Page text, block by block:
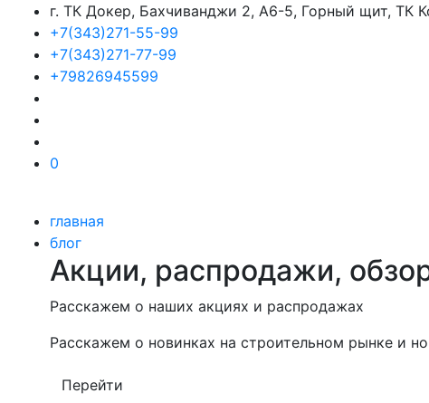
г. ТК Докер, Бахчиванджи 2, А6-5, Горный щит, ТК
+7(343)271-55-99
+7(343)271-77-99
+79826945599
0
главная
блог
Акции, распродажи,
Расскажем о наших акциях и распродажах
Расскажем о новинках на строительном рынке и
Перейти